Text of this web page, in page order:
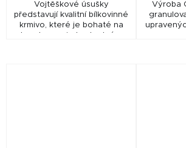
Vojtěškové úsušky
představují kvalitní bílkovinné
krmivo, které je bohaté na
Výroba